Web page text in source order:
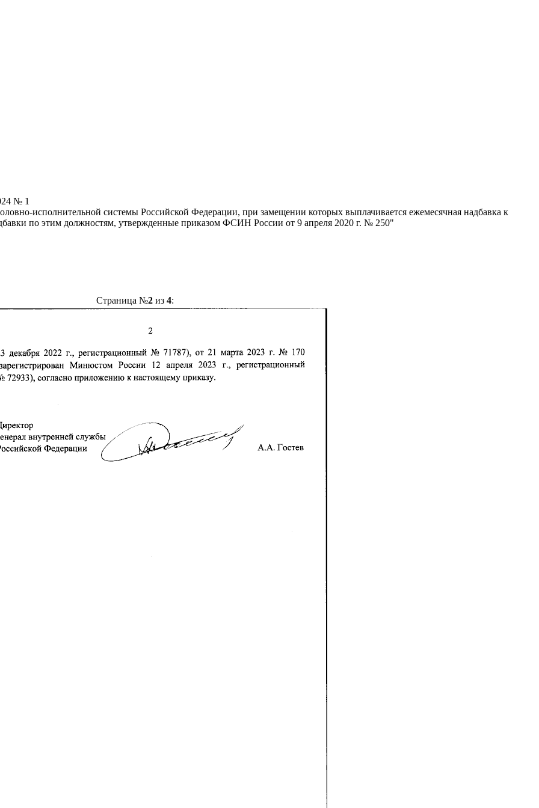
№ 1
исполнительной системы Российской Федерации, при замещении которых выплачивается ежемесячная надбавка к
по этим должностям, утвержденные приказом ФСИН России от 9 апреля 2020 г. № 250"
Страница №2из 4: